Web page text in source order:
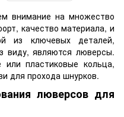
внимание на множество
качество материала, и
из ключевых деталей,
виду, являются люверсы.
пластиковые кольца,
для прохода шнурков.
люверсов для